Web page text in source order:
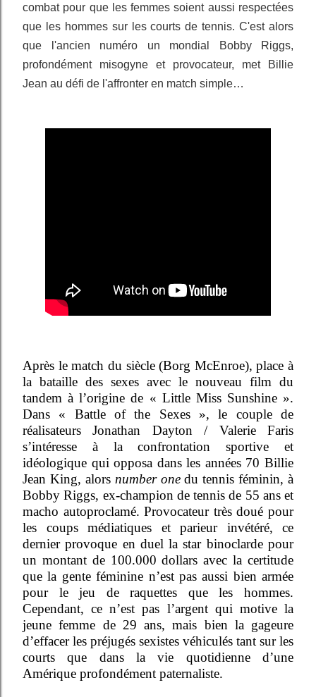
combat pour que les femmes soient aussi respectées
que les hommes sur les courts de tennis. C'est alors
que l'ancien numéro un mondial Bobby Riggs,
profondément misogyne et provocateur, met Billie
Jean au défi de l'affronter en match simple…
Après le match du siècle (Borg McEnroe), place à
la bataille des sexes avec le nouveau film du
tandem à l’origine de « Little Miss Sunshine ».
Dans « Battle of the Sexes », le couple de
réalisateurs Jonathan Dayton / Valerie Faris
s’intéresse à la confrontation sportive et
idéologique qui opposa dans les années 70 Billie
Jean King, alors number onedu tennis féminin, à
Bobby Riggs, ex-champion de tennis de 55 ans et
macho autoproclamé. Provocateur très doué pour
les coups médiatiques et parieur invétéré, ce
dernier provoque en duel la star binoclarde pour
un montant de 100.000 dollars avec la certitude
que la gente féminine n’est pas aussi bien armée
pour le jeu de raquettes que les hommes.
Cependant, ce n’est pas l’argent qui motive la
jeune femme de 29 ans, mais bien la gageure
d’effacer les préjugés sexistes véhiculés tant sur les
courts que dans la vie quotidienne d’une
Amérique profondément paternaliste.